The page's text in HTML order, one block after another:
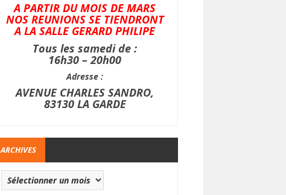
A PARTIR DU MOIS DE MARS
NOS REUNIONS SE TIENDRONT
A LA SALLE GERARD PHILIPE
Tous les samedi de :
16h30 – 20h00
Adresse :
AVENUE CHARLES SANDRO,
83130 LA GARDE
ARCHIVES